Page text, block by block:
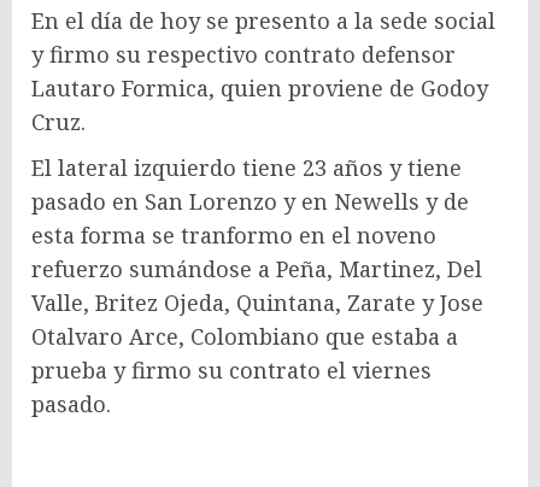
En el día de hoy se presento a la sede social
y firmo su respectivo contrato defensor
Lautaro Formica, quien proviene de Godoy
Cruz.
El lateral izquierdo tiene 23 años y tiene
pasado en San Lorenzo y en Newells y de
esta forma se tranformo en el noveno
refuerzo sumándose a Peña, Martinez, Del
Valle, Britez Ojeda, Quintana, Zarate y Jose
Otalvaro Arce, Colombiano que estaba a
prueba y firmo su contrato el viernes
pasado.